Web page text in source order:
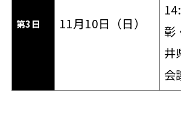
第3日 11月10日（日）
彰
井
会